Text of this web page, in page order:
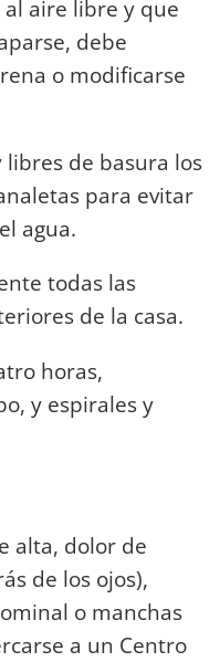
aire libre y que
debe
o modificarse
de basura los
para evitar
agua.
todas las
de la casa.
horas,
y espirales y
alta, dolor de
de los ojos),
o manchas
a un Centro